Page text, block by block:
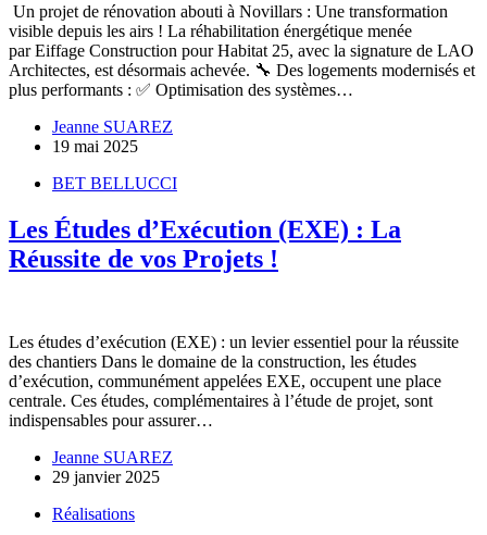
Un projet de rénovation abouti à Novillars : Une transformation
visible depuis les airs ! La réhabilitation énergétique menée
par Eiffage Construction pour Habitat 25, avec la signature de LAO
Architectes, est désormais achevée. 🔧 Des logements modernisés et
plus performants : ✅ Optimisation des systèmes…
Jeanne SUAREZ
19 mai 2025
BET BELLUCCI
Les Études d’Exécution (EXE) : La
Réussite de vos Projets !
Les études d’exécution (EXE) : un levier essentiel pour la réussite
des chantiers Dans le domaine de la construction, les études
d’exécution, communément appelées EXE, occupent une place
centrale. Ces études, complémentaires à l’étude de projet, sont
indispensables pour assurer…
Jeanne SUAREZ
29 janvier 2025
Réalisations